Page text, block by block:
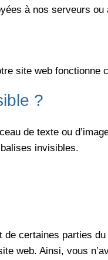
à nos serveurs
site web
?
de texte ou
invisibles.
certaines parties
web. Ainsi, vous